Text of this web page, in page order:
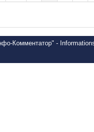
Комментатор" -